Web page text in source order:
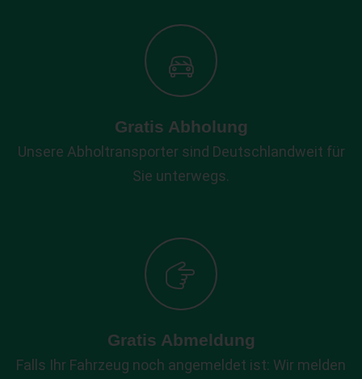
Gratis Abholung
Unsere Abholtransporter sind Deutschlandweit für
Sie unterwegs.
Gratis Abmeldung
Falls Ihr Fahrzeug noch angemeldet ist: Wir melden